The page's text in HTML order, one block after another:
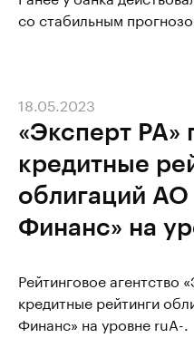
со стабильным
«Эксперт РА»
кредитные
облигаций АО
Финанс» на
18.05.2023
Рейтинговое агентство
кредитные рейтинги
Финанс» на уровне ruA-.